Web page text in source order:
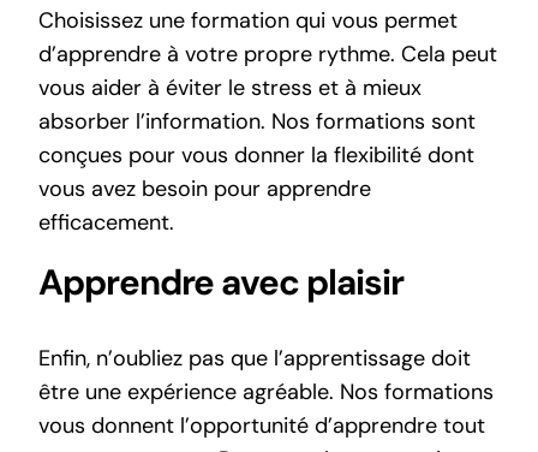
Choisissez une formation qui vous permet
d’apprendre à votre propre rythme. Cela peut
vous aider à éviter le stress et à mieux
absorber l’information. Nos formations sont
conçues pour vous donner la flexibilité dont
vous avez besoin pour apprendre
efficacement.
Apprendre avec plaisir
Enfin, n’oubliez pas que l’apprentissage doit
être une expérience agréable. Nos formations
vous donnent l’opportunité d’apprendre tout